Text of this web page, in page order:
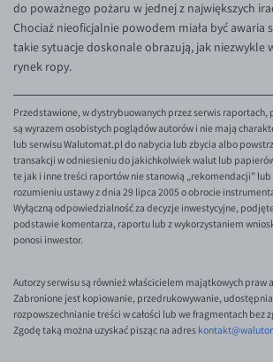
do poważnego pożaru w jednej z największych
Chociaż nieoficjalnie powodem miała być awaria
takie sytuacje doskonale obrazują, jak niezwykle
rynek ropy.
Przedstawione, w dystrybuowanych przez serwis raportach,
są wyrazem osobistych poglądów autorów i nie mają
lub serwisu Walutomat.pl do nabycia lub zbycia albo
transakcji w odniesieniu do jakichkolwiek walut lub
te jak i inne treści raportów nie stanowią „rekomendacji"
rozumieniu ustawy z dnia 29 lipca 2005 o obrocie
Wyłączną odpowiedzialność za decyzje inwestycyjne,
podstawie komentarza, raportu lub z wykorzystaniem
ponosi inwestor.
Autorzy serwisu są również właścicielem majątkowych praw
Zabronione jest kopiowanie, przedrukowywanie,
rozpowszechnianie treści w całości lub we fragmentach bez
Zgodę taką można uzyskać pisząc na adres